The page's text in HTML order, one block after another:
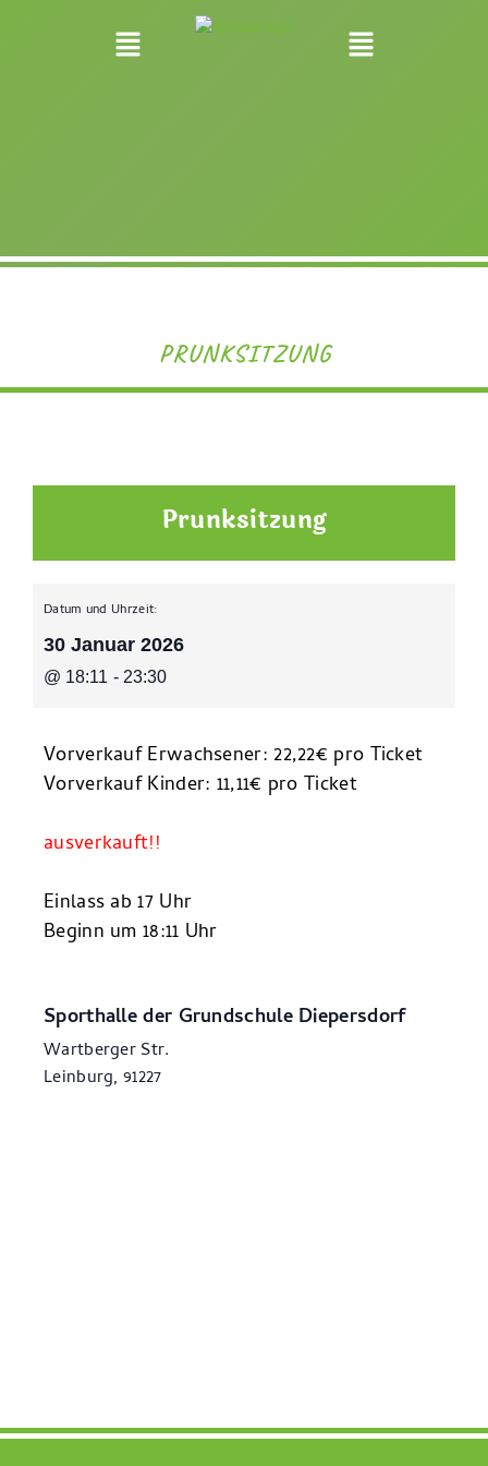
PRUNKSITZUNG
Prunksitzung
Datum und Uhrzeit:
30 Januar 2026
@ 18:11 - 23:30
Vorverkauf Erwachsener: 22,22€ pro Ticket
Vorverkauf Kinder: 11,11€ pro Ticket
ausverkauft!!
Einlass ab 17 Uhr
Beginn um 18:11 Uhr
Sporthalle der Grundschule Diepersdorf
Wartberger Str.
Leinburg, 91227